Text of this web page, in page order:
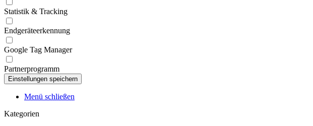
Statistik & Tracking
Endgeräteerkennung
Google Tag Manager
Partnerprogramm
Menü schließen
Kategorien